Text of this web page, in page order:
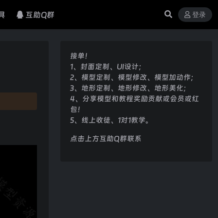
互助Q群 登录
接单！
1、封面定制、UI设计；
2、模型定制、模型修改、模型加动作；
3、地形定制、地形修改、地形美化；
4、分享模型和教程奖励贡献或会员或红
包！
5、线上收徒、1对1教学。
点击上方互助Q群联系